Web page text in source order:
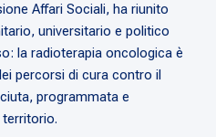
Affari Sociali, ha riunito
universitario e politico
la radioterapia oncologica è
percorsi di cura contro il
programmata e